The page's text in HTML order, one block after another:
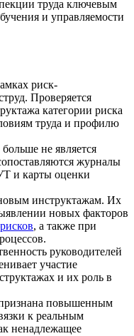
труда ключевым
и управляемости
риск-
Проверяется
категории риска
труда и профилю
не является
журналы
и карты оценки
инструктажам. Их
новых факторов
, а также при
руководителей
участие
и их роль в
повышенным
к реальным
ненадлежащее